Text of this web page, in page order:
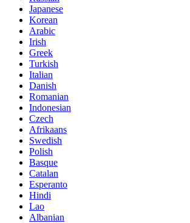
Japanese
Korean
Arabic
Irish
Greek
Turkish
Italian
Danish
Romanian
Indonesian
Czech
Afrikaans
Swedish
Polish
Basque
Catalan
Esperanto
Hindi
Lao
Albanian